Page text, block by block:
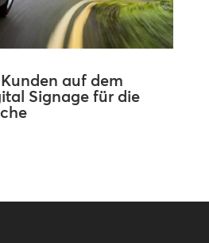
auf dem
Signage für die